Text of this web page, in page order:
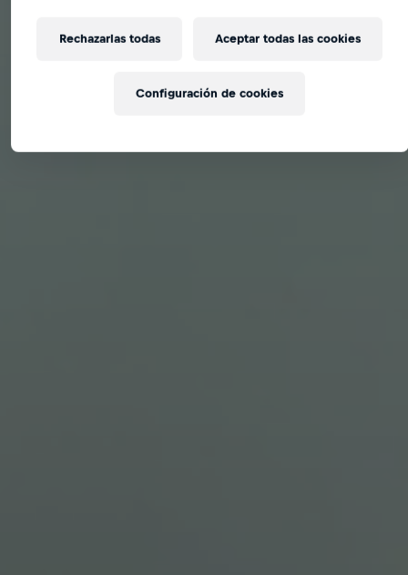
Rechazarlas todas Aceptar todas las cookies
Configuración de cookies